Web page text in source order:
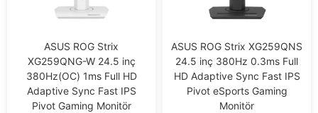
ASUS ROG Strix
XG259QNG-W 24.5 inç
380Hz(OC) 1ms Full HD
Adaptive Sync Fast IPS
Pivot Gaming Monitör
ASUS ROG Strix XG259QNS
24.5 inç 380Hz 0.3ms Full
HD Adaptive Sync Fast IPS
Pivot eSports Gaming
Monitör